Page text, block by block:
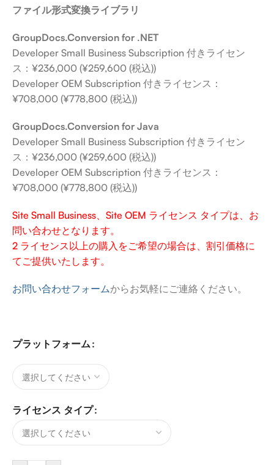
ファイル形式変換ライブラリ
GroupDocs.Conversion for .NET
Developer Small Business Subscription 付きライセン
ス：¥236,000 (¥259,600 (税込))
Developer OEM Subscription 付きライセンス：
¥708,000 (¥778,800 (税込))
GroupDocs.Conversion for Java
Developer Small Business Subscription 付きライセン
ス：¥236,000 (¥259,600 (税込))
Developer OEM Subscription 付きライセンス：
¥708,000 (¥778,800 (税込))
Site Small Business、Site OEM ライセンス タイプは、お
問い合わせとなります。
2 ライセンス以上の購入をご希望の場合は、割引価格に
てご提供いたします。
お問い合わせフォームからお気軽にご連絡ください。
プラットフォーム
ライセンス タイプ